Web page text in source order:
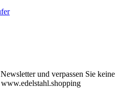
und verpassen Sie keine